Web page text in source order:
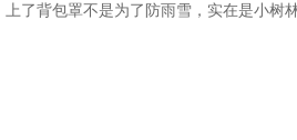
上了背包罩不是为了防雨雪，实在是小树